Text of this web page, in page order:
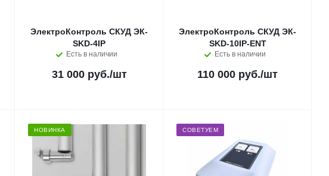
ЭлектроКонтроль СКУД ЭК-
SKD-4IP
Есть в наличии
31 000 руб./шт
ЭлектроКонтроль СКУД ЭК-
SKD-10IP-ENT
Есть в наличии
110 000 руб./шт
НОВИНКА СОВЕТУЕМ